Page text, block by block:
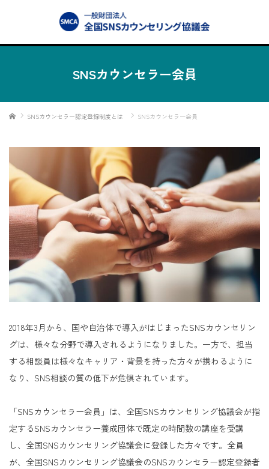
SNSカウンセラー会員
ホーム SNSカウンセラー認定登録制度とは SNSカウンセラー会員
2018年3月から、国や自治体で導入がはじまったSNSカウンセリン
グは、様々な分野で導入されるようになりました。一方で、担当
する相談員は様々なキャリア・背景を持った方々が携わるように
なり、 SNS相談の質の低下が危惧されています。
「SNSカウンセラー会員」は、全国SNSカウンセリング協議会が指
定するSNSカウンセラー養成団体で既定の時間数の講座を受講
し、全国SNSカウンセリング協議会に登録した方々です。全員
が、全国SNSカウンセリング協議会のSNSカウンセラー認定登録者